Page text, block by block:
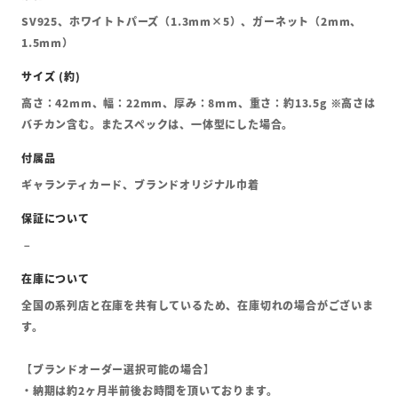
SV925、ホワイトトパーズ（1.3mm×5）、ガーネット（2mm、
1.5mm）
高さ：42mm、幅：22mm、厚み：8mm、重さ：約13.5g ※高さは
バチカン含む。またスペックは、一体型にした場合。
ギャランティカード、ブランドオリジナル巾着
全国の系列店と在庫を共有しているため、在庫切れの場合がございま
す。
【ブランドオーダー選択可能の場合】
・納期は約2ヶ月半前後お時間を頂いております。